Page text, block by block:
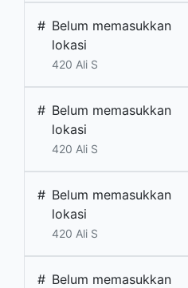
# Belum memasukkan
lokasi
420 Ali S
# Belum memasukkan
lokasi
420 Ali S
# Belum memasukkan
lokasi
420 Ali S
# Belum memasukkan